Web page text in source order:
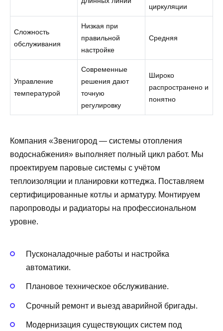
циркуляции
Сложность
обслуживания
Низкая при
правильной
настройке
Средняя
Управление
температурой
Современные
решения дают
точную
регулировку
Широко
распространено и
понятно
Компания «Звенигород — системы отопления
водоснабжения» выполняет полный цикл работ. Мы
проектируем паровые системы с учётом
теплоизоляции и планировки коттеджа. Поставляем
сертифицированные котлы и арматуру. Монтируем
паропроводы и радиаторы на профессиональном
уровне.
Пусконаладочные работы и настройка
автоматики.
Плановое техническое обслуживание.
Срочный ремонт и выезд аварийной бригады.
Модернизация существующих систем под